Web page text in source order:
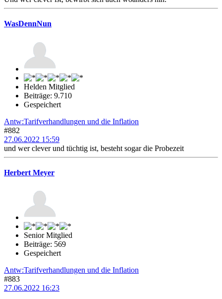
WasDennNun
Helden Mitglied
Beiträge: 9.710
Gespeichert
Antw:Tarifverhandlungen und die Inflation
#882
27.06.2022 15:59
und wer clever und tüchtig ist, besteht sogar die Probezeit
Herbert Meyer
Senior Mitglied
Beiträge: 569
Gespeichert
Antw:Tarifverhandlungen und die Inflation
#883
27.06.2022 16:23